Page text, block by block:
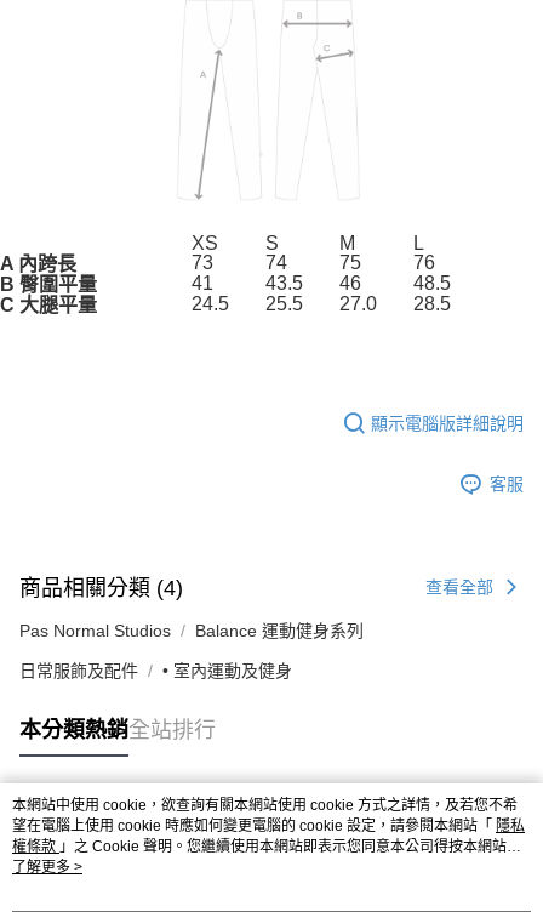
XS S M
L
A 內跨長
73 74 75
76
B 臀圍平量
41 43.5 46
48.5
C 大腿平量
24.5 25.5 27.0 28.5
顯示電腦版詳細說明
客服
商品相關分類 (4) 查看全部
Pas Normal Studios Balance 運動健身系列
日常服飾及配件 • 室內運動及健身
本分類熱銷全站排行
熱門標籤
本網站中使用 cookie，欲查詢有關本網站使用 cookie 方式之詳情，及若您不希
望在電腦上使用 cookie 時應如何變更電腦的 cookie 設定，請參閱本網站「 隱私
權條款 」之 Cookie 聲明。您繼續使用本網站即表示您同意本公司得按本網站使
用條款之 Cookie 聲明使用 cookie。
了解更多 >